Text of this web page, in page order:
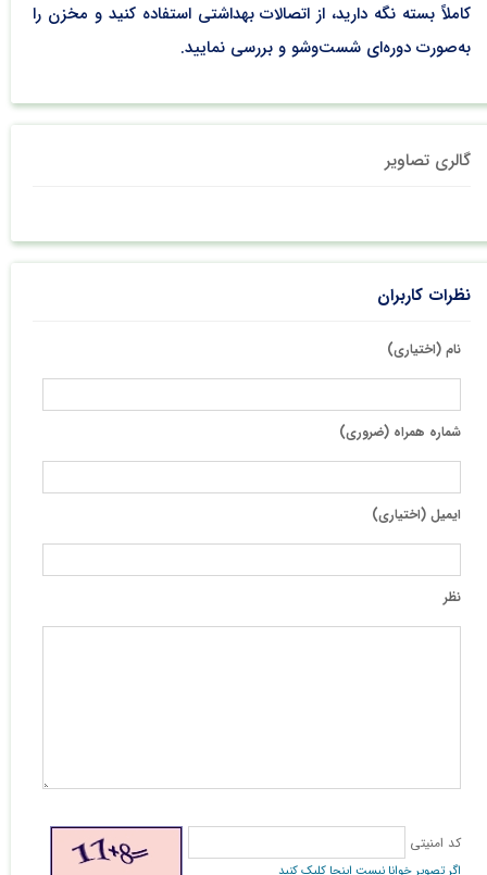
کاملاً بسته نگه دارید، از اتصالات بهداشتی استفاده کنید و مخزن را
به‌صورت دوره‌ای شست‌وشو و بررسی نمایید.
گالری تصاویر
نظرات کاربران
نام (اختیاری)
شماره همراه (ضروری)
ایمیل (اختیاری)
نظر
کد امنیتی